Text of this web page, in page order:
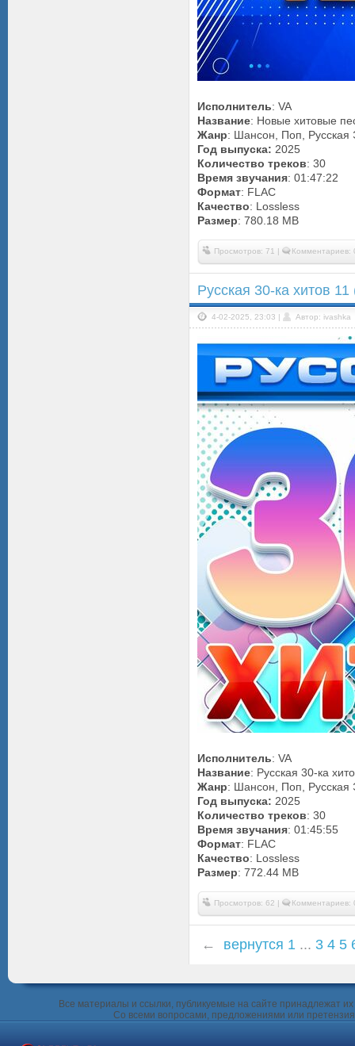
Исполнитель: VA
Название: Новые хитовые
Жанр: Шансон, Поп, Русская
Год выпуска: 2025
Количество треков: 30
Время звучания: 01:47:22
Формат: FLAC
Качество: Lossless
Размер: 780.18 MB
Просмотров: 71 | Комментариев:
Русская 30-ка хитов
4-02-2025, 23:03 | Автор: ivashka
Исполнитель: VA
Название: Русская 30-ка
Жанр: Шансон, Поп, Русская
Год выпуска: 2025
Количество треков: 30
Время звучания: 01:45:55
Формат: FLAC
Качество: Lossless
Размер: 772.44 MB
Просмотров: 62 | Комментариев:
← вернутся 1 ... 3 4 5
Все материалы и ссылки, публикуемые на сайте принадлежат
Со всеми вопросами, предложениями или